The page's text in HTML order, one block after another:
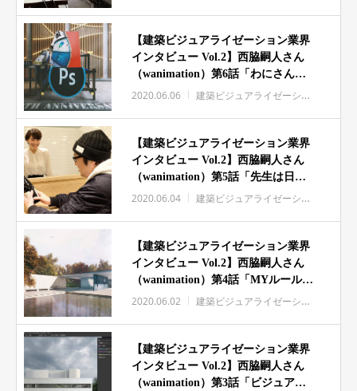
【建築ビジュアライゼーション業界
インタビュー Vol.2】西脇嗣人さん
（wanimation）第6話「わにさん背
景」
2020.06.06 建築ビジュアライゼーション
【建築ビジュアライゼーション業界
インタビュー Vol.2】西脇嗣人さん
（wanimation）第5話「先生は日
常」
2020.06.04 建築ビジュアライゼーション
【建築ビジュアライゼーション業界
インタビュー Vol.2】西脇嗣人さん
（wanimation）第4話「MYルール
~wanimation編~」
2020.06.02 建築ビジュアライゼーション
【建築ビジュアライゼーション業界
インタビュー Vol.2】西脇嗣人さん
（wanimation）第3話「ビジュアル